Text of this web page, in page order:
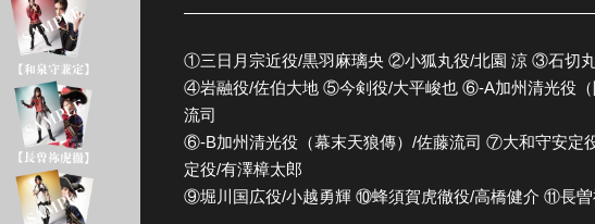
全公演グッズ
①三日月宗近役/黒羽麻璃央 ②小狐丸役/北園 涼 ③石切
④岩融役/佐伯大地 ⑤今剣役/大平峻也 ⑥-A加州清光役（
流司
⑥-B加州清光役（幕末天狼傳）/佐藤流司 ⑦大和守安定
定役/有澤樟太郎
⑨堀川国広役/小越勇輝 ⑩蜂須賀虎徹役/高橋健介 ⑪長曽